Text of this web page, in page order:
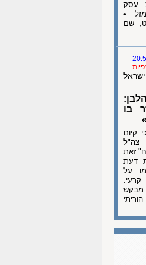
עסק
מזל •
שם
בו
קיום
צה"ל
זאת
דעת
על
מבקש